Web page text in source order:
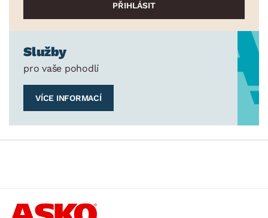
Služby
pro vaše pohodlí
VÍCE INFORMACÍ